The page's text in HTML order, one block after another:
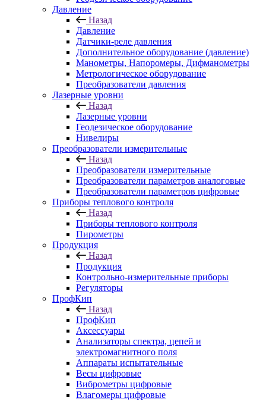
Давление
Назад
Давление
Датчики-реле давления
Дополнительное оборудование (давление)
Манометры, Напоромеры, Дифманометры
Метрологическое оборудование
Преобразователи давления
Лазерные уровни
Назад
Лазерные уровни
Геодезическое оборудование
Нивелиры
Преобразователи измерительные
Назад
Преобразователи измерительные
Преобразователи параметров аналоговые
Преобразователи параметров цифровые
Приборы теплового контроля
Назад
Приборы теплового контроля
Пирометры
Продукция
Назад
Продукция
Контрольно-измерительные приборы
Регуляторы
ПрофКип
Назад
ПрофКип
Аксессуары
Анализаторы спектра, цепей и
электромагнитного поля
Аппараты испытательные
Весы цифровые
Виброметры цифровые
Влагомеры цифровые